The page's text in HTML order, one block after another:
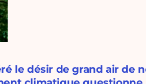
le désir de grand air de